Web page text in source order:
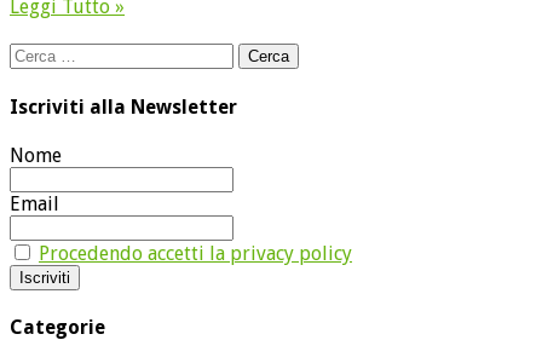
Leggi Tutto »
Ricerca
Iscriviti alla Newsletter
Nome
Email
Procedendo accetti la privacy policy
Categorie